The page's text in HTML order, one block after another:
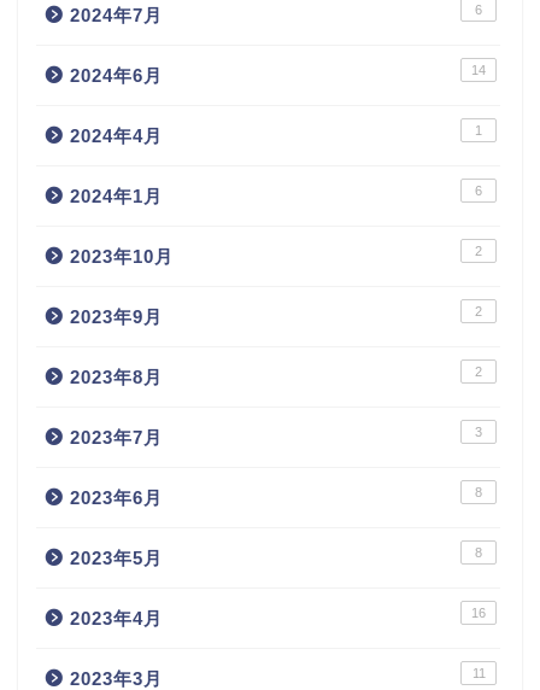
2024年7月 6
2024年6月 14
2024年4月 1
2024年1月 6
2023年10月 2
2023年9月 2
2023年8月 2
2023年7月 3
2023年6月 8
2023年5月 8
2023年4月 16
2023年3月 11